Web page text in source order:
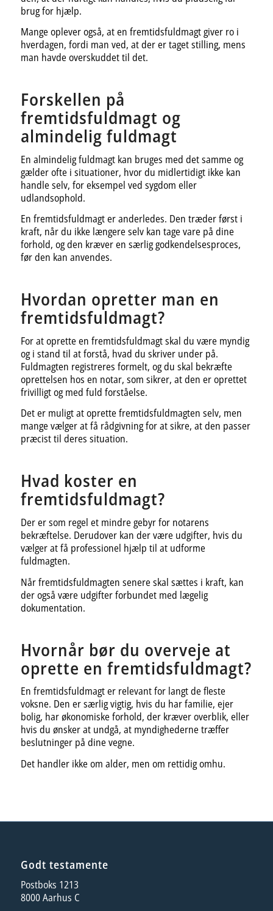
brug for hjælp.
Mange oplever også, at en fremtidsfuldmagt giver ro i
hverdagen, fordi man ved, at der er taget stilling, mens
man havde overskuddet til det.
Forskellen på
fremtidsfuldmagt og
almindelig fuldmagt
En almindelig fuldmagt kan bruges med det samme og
gælder ofte i situationer, hvor du midlertidigt ikke kan
handle selv, for eksempel ved sygdom eller
udlandsophold.
En fremtidsfuldmagt er anderledes. Den træder først i
kraft, når du ikke længere selv kan tage vare på dine
forhold, og den kræver en særlig godkendelsesproces,
før den kan anvendes.
Hvordan opretter man en
fremtidsfuldmagt?
For at oprette en fremtidsfuldmagt skal du være myndig
og i stand til at forstå, hvad du skriver under på.
Fuldmagten registreres formelt, og du skal bekræfte
oprettelsen hos en notar, som sikrer, at den er oprettet
frivilligt og med fuld forståelse.
Det er muligt at oprette fremtidsfuldmagten selv, men
mange vælger at få rådgivning for at sikre, at den passer
præcist til deres situation.
Hvad koster en
fremtidsfuldmagt?
Der er som regel et mindre gebyr for notarens
bekræftelse. Derudover kan der være udgifter, hvis du
vælger at få professionel hjælp til at udforme
fuldmagten.
Når fremtidsfuldmagten senere skal sættes i kraft, kan
der også være udgifter forbundet med lægelig
dokumentation.
Hvornår bør du overveje at
oprette en fremtidsfuldmagt?
En fremtidsfuldmagt er relevant for langt de fleste
voksne. Den er særlig vigtig, hvis du har familie, ejer
bolig, har økonomiske forhold, der kræver overblik, eller
hvis du ønsker at undgå, at myndighederne træffer
beslutninger på dine vegne.
Det handler ikke om alder, men om rettidig omhu.
Godt testamente
Postboks 1213
8000 Aarhus C